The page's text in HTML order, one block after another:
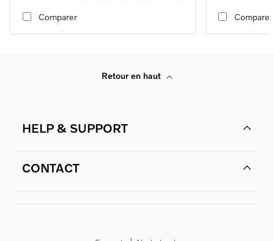
Comparer Comparer
Retour en haut
HELP & SUPPORT
CONTACT